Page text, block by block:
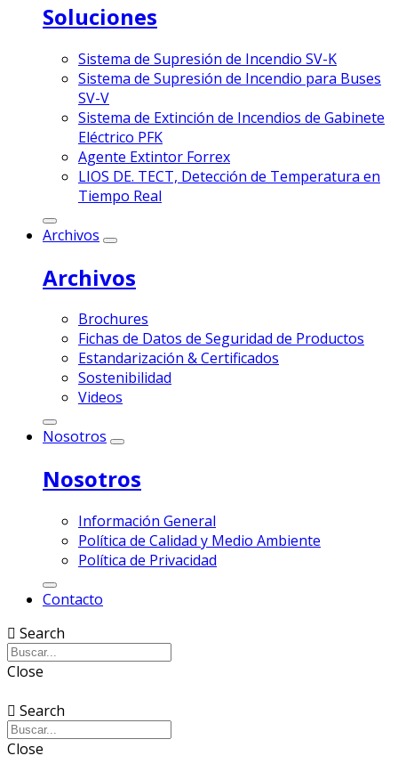
Soluciones
Sistema de Supresión de Incendio SV-K
Sistema de Supresión de Incendio para Buses
SV-V
Sistema de Extinción de Incendios de Gabinete
Eléctrico PFK
Agente Extintor Forrex
LIOS DE. TECT, Detección de Temperatura en
Tiempo Real
Archivos
Archivos
Brochures
Fichas de Datos de Seguridad de Productos
Estandarización & Certificados
Sostenibilidad
Videos
Nosotros
Nosotros
Información General
Política de Calidad y Medio Ambiente
Política de Privacidad
Contacto
Search
Close
Search
Close